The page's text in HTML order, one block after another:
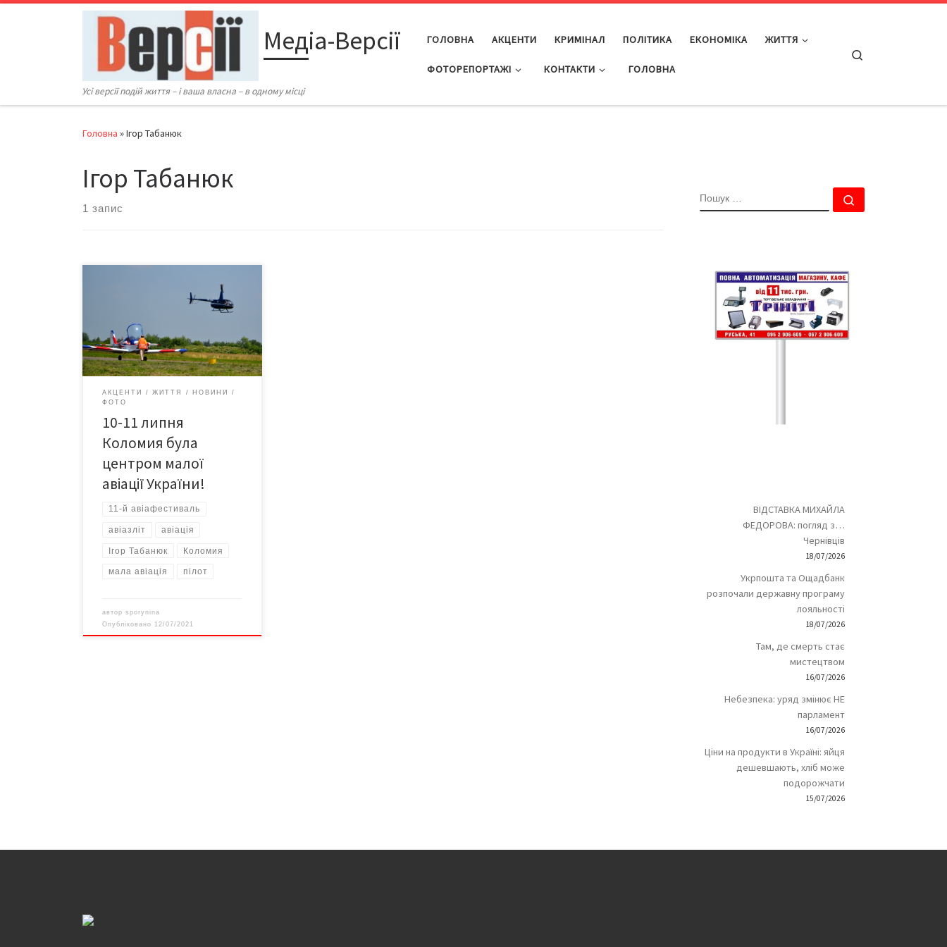
Перейти до вмісту
Медіа-Версії
Усі версії подій життя – і ваша власна – в одному місці
ГОЛОВНА АКЦЕНТИ КРИМІНАЛ ПОЛІТИКА ЕКОНОМІКА ЖИТТЯ
ФОТОРЕПОРТАЖІ КОНТАКТИ ГОЛОВНА
Головна »Ігор Табанюк
Ігор Табанюк
1 запис
10-11 липня 2021-го у м. Коломиї
відбувався 11-й авіафестиваль на
честь святкування Івана Купала.
Організатор заходу – відомий
український пілот та військовий
льотчик Ігор Табанюк. Щороку на
аеродромі в Коломиї він влаштовує
пілотів з усієї країни, але й для
учасників авіазльоту […]
АКЦЕНТИ ЖИТТЯ
НОВИНИ
ФОТО
10-11 липня
Коломия була
центром малої
авіації України!
11-й авіафестиваль
авіазліт авіація
Ігор Табанюк Коломия
мала авіація пілот
авторsporynina
Опубліковано 12/07/2021
ПОШУК
ВІДСТАВКА МИХАЙЛА
ФЕДОРОВА: погляд з…
Чернівців
18/07/2026
Укрпошта та Ощадбанк
розпочали державну програму
лояльності
18/07/2026
Там, де смерть стає
мистецтвом
16/07/2026
Небезпека: уряд змінює НЕ
парламент
16/07/2026
Ціни на продукти в Україні: яйця
дешевшають, хліб може
подорожчати
15/07/2026